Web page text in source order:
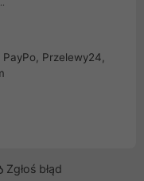
Przelewy24,
Zgłoś błąd